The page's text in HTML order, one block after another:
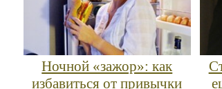
Ночной «зажор»: как
избавиться от привычки